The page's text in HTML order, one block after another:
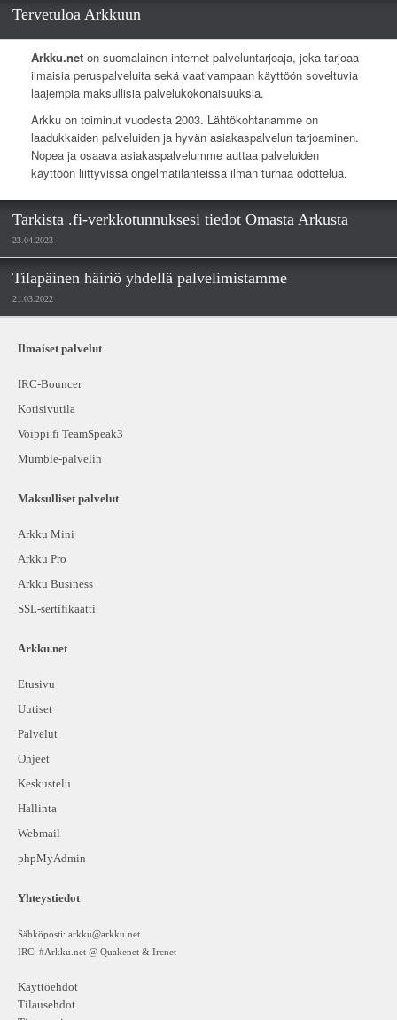
Tervetuloa Arkkuun
Arkku.net on suomalainen internet-palveluntarjoaja, joka tarjoaa
ilmaisia peruspalveluita sekä vaativampaan käyttöön soveltuvia
laajempia maksullisia palvelukokonaisuuksia.
Arkku on toiminut vuodesta 2003. Lähtökohtanamme on
laadukkaiden palveluiden ja hyvän asiakaspalvelun tarjoaminen.
Nopea ja osaava asiakaspalvelumme auttaa palveluiden
käyttöön liittyvissä ongelmatilanteissa ilman turhaa odottelua.
Tarkista .fi-verkkotunnuksesi tiedot Omasta Arkusta
23.04.2023
Tilapäinen häiriö yhdellä palvelimistamme
21.03.2022
Ilmaiset palvelut
IRC-Bouncer
Kotisivutila
Voippi.fi TeamSpeak3
Mumble-palvelin
Maksulliset palvelut
Arkku Mini
Arkku Pro
Arkku Business
SSL-sertifikaatti
Arkku.net
Etusivu
Uutiset
Palvelut
Ohjeet
Keskustelu
Hallinta
Webmail
phpMyAdmin
Yhteystiedot
Sähköposti: arkku@arkku.net
IRC: #Arkku.net @ Quakenet & Ircnet
Käyttöehdot
Tilausehdot